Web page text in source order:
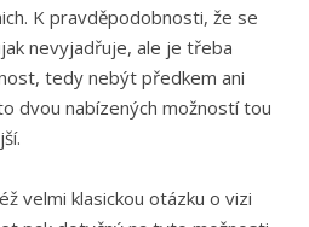
K pravděpodobnosti, že se
nevyjadřuje, ale je třeba
tedy nebýt předkem ani
dvou nabízených možností tou
velmi klasickou otázku o vizi